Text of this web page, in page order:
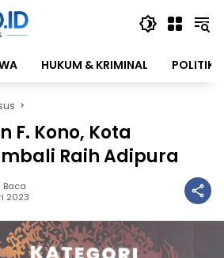
HUKUM & KRIMINAL POLITIK
F. Kono, Kota
Raih Adipura
Baca
2023